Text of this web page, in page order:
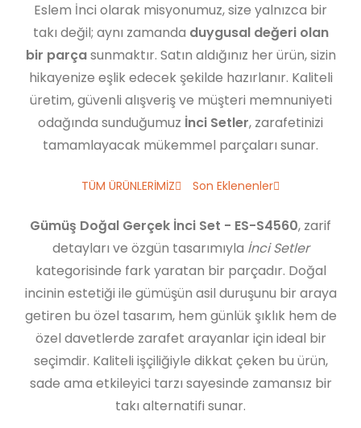
Eslem İnci olarak misyonumuz, size yalnızca bir
takı değil; aynı zamanda duygusal değeri olan
bir parçasunmaktır. Satın aldığınız her ürün, sizin
hikayenize eşlik edecek şekilde hazırlanır. Kaliteli
üretim, güvenli alışveriş ve müşteri memnuniyeti
odağında sunduğumuz İnci Setler, zarafetinizi
tamamlayacak mükemmel parçaları sunar.
TÜM ÜRÜNLERİMİZ Son Eklenenler
Gümüş Doğal Gerçek İnci Set - ES-S4560, zarif
detayları ve özgün tasarımıyla İnci Setler
kategorisinde fark yaratan bir parçadır. Doğal
incinin estetiği ile gümüşün asil duruşunu bir araya
getiren bu özel tasarım, hem günlük şıklık hem de
özel davetlerde zarafet arayanlar için ideal bir
seçimdir. Kaliteli işçiliğiyle dikkat çeken bu ürün,
sade ama etkileyici tarzı sayesinde zamansız bir
takı alternatifi sunar.